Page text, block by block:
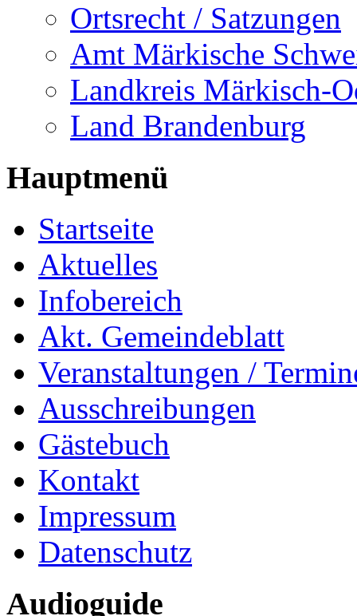
Ortsrecht / Satzungen
Amt Märkische
Landkreis Märkisch-
Land Brandenburg
Hauptmenü
Startseite
Aktuelles
Infobereich
Akt. Gemeindeblatt
Veranstaltungen /
Ausschreibungen
Gästebuch
Kontakt
Impressum
Datenschutz
Audioguide